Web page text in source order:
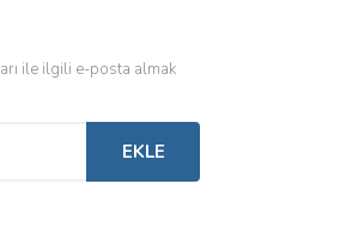
ile ilgili e-posta almak
EKLE